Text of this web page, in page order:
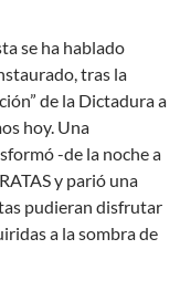
se ha hablado
tras la
de la Dictadura a
hoy. Una
-de la noche a
y parió una
pudieran disfrutar
a la sombra de
¡52 años ya!